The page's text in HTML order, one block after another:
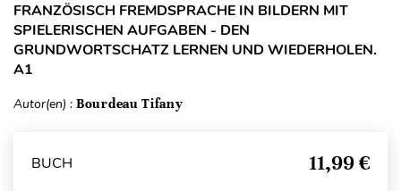
FRANZÖSISCH FREMDSPRACHE IN BILDERN MIT
SPIELERISCHEN AUFGABEN - DEN
GRUNDWORTSCHATZ LERNEN UND WIEDERHOLEN.
A1
Autor(en) : Bourdeau Tifany
BUCH 11,99 €